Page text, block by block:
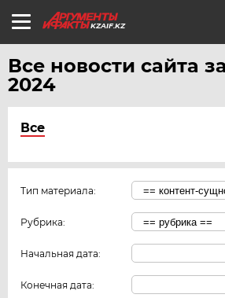
KZAIF.KZ
Все новости сайта
2024
Все
Тип материала:
Рубрика:
Начальная дата:
Конечная дата: